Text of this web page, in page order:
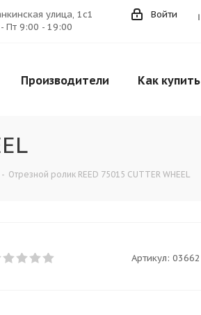
улица, 1с1
Пт 9:00 - 19:00
Войти
Производители Как купить
- Отрезной ролик REED 75015 CUTTER WHEEL
Артикул: 03662